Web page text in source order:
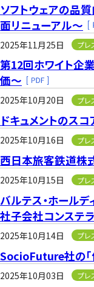
ソフトウェアの品
面リニューアル～
2025年11月25日 プレ
第12回ホワイト企
価～
2025年10月20日 プレ
ドキュメントのス
2025年10月16日 プレ
西日本旅客鉄道株
2025年10月15日 プレ
バルテス・ホール
社子会社コンステ
2025年10月14日 プレ
SocioFuture社の「
2025年10月03日 プレ